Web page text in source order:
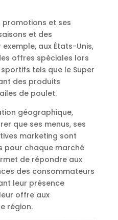
promotions et ses
et des
aux États-Unis,
offres spéciales lors
tels que le Super
des produits
de poulet.
géographique,
que ses menus, ses
marketing sont
pour chaque marché
de répondre aux
des consommateurs
leur présence
offre aux
région.